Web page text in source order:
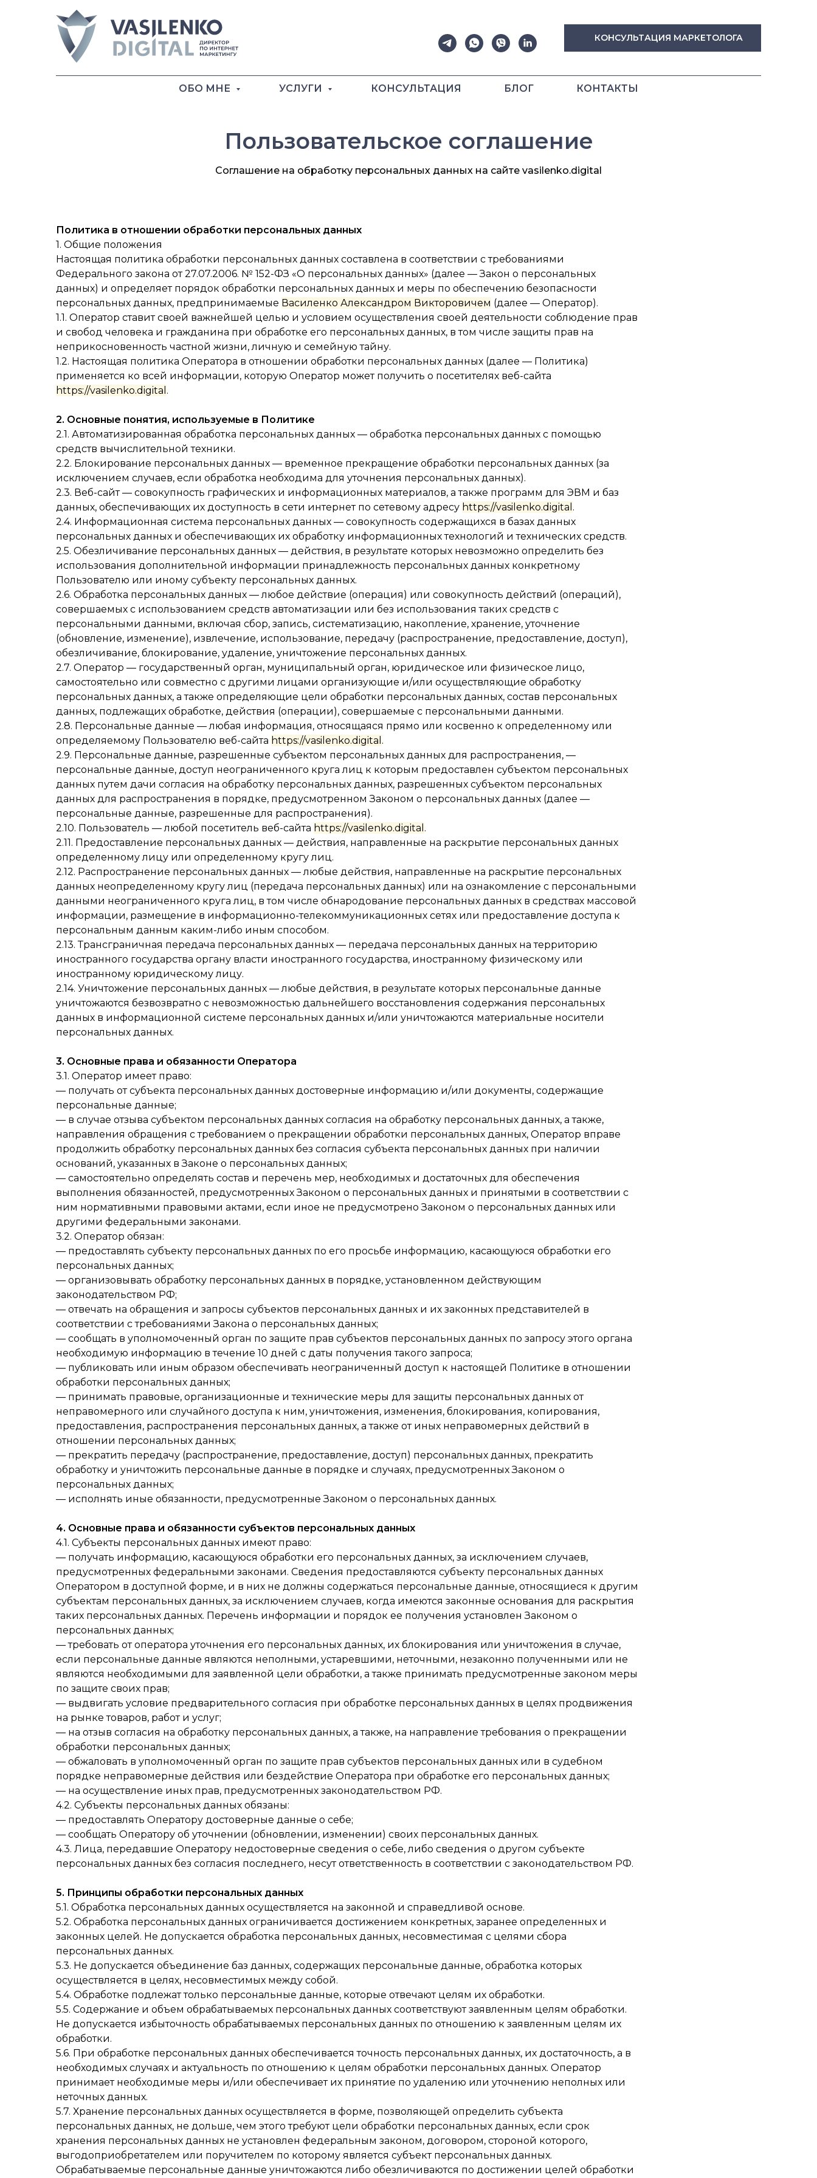
КОНСУЛЬТАЦИЯ МАРКЕТОЛОГА
ОБО МНЕ УСЛУГИ КОНСУЛЬТАЦИЯ БЛОГ КОНТАКТЫ
Пользовательское соглашение
Соглашение на обработку персональных данных на сайте vasilenko.digital
Политика в отношении обработки персональных данных
1. Общие положения
Настоящая политика обработки персональных данных составлена в соответствии с требованиями
Федерального закона от 27.07.2006. № 152-ФЗ «О персональных данных» (далее — Закон о персональных
данных) и определяет порядок обработки персональных данных и меры по обеспечению безопасности
персональных данных, предпринимаемые Василенко Александром Викторовичем (далее — Оператор).
1.1. Оператор ставит своей важнейшей целью и условием осуществления своей деятельности соблюдение прав
и свобод человека и гражданина при обработке его персональных данных, в том числе защиты прав на
неприкосновенность частной жизни, личную и семейную тайну.
1.2. Настоящая политика Оператора в отношении обработки персональных данных (далее — Политика)
применяется ко всей информации, которую Оператор может получить о посетителях веб-сайта
https://vasilenko.digital .
2. Основные понятия, используемые в Политике
2.1. Автоматизированная обработка персональных данных — обработка персональных данных с помощью
средств вычислительной техники.
2.2. Блокирование персональных данных — временное прекращение обработки персональных данных (за
исключением случаев, если обработка необходима для уточнения персональных данных).
2.3. Веб-сайт — совокупность графических и информационных материалов, а также программ для ЭВМ и баз
данных, обеспечивающих их доступность в сети интернет по сетевому адресу https://vasilenko.digital .
2.4. Информационная система персональных данных — совокупность содержащихся в базах данных
персональных данных и обеспечивающих их обработку информационных технологий и технических средств.
2.5. Обезличивание персональных данных — действия, в результате которых невозможно определить без
использования дополнительной информации принадлежность персональных данных конкретному
Пользователю или иному субъекту персональных данных.
2.6. Обработка персональных данных — любое действие (операция) или совокупность действий (операций),
совершаемых с использованием средств автоматизации или без использования таких средств с
персональными данными, включая сбор, запись, систематизацию, накопление, хранение, уточнение
(обновление, изменение), извлечение, использование, передачу (распространение, предоставление, доступ),
обезличивание, блокирование, удаление, уничтожение персональных данных.
2.7. Оператор — государственный орган, муниципальный орган, юридическое или физическое лицо,
самостоятельно или совместно с другими лицами организующие и/или осуществляющие обработку
персональных данных, а также определяющие цели обработки персональных данных, состав персональных
данных, подлежащих обработке, действия (операции), совершаемые с персональными данными.
2.8. Персональные данные — любая информация, относящаяся прямо или косвенно к определенному или
определяемому Пользователю веб-сайта https://vasilenko.digital .
2.9. Персональные данные, разрешенные субъектом персональных данных для распространения, —
персональные данные, доступ неограниченного круга лиц к которым предоставлен субъектом персональных
данных путем дачи согласия на обработку персональных данных, разрешенных субъектом персональных
данных для распространения в порядке, предусмотренном Законом о персональных данных (далее —
персональные данные, разрешенные для распространения).
2.10. Пользователь — любой посетитель веб-сайта https://vasilenko.digital .
2.11. Предоставление персональных данных — действия, направленные на раскрытие персональных данных
определенному лицу или определенному кругу лиц.
2.12. Распространение персональных данных — любые действия, направленные на раскрытие персональных
данных неопределенному кругу лиц (передача персональных данных) или на ознакомление с персональными
данными неограниченного круга лиц, в том числе обнародование персональных данных в средствах массовой
информации, размещение в информационно-телекоммуникационных сетях или предоставление доступа к
персональным данным каким-либо иным способом.
2.13. Трансграничная передача персональных данных — передача персональных данных на территорию
иностранного государства органу власти иностранного государства, иностранному физическому или
иностранному юридическому лицу.
2.14. Уничтожение персональных данных — любые действия, в результате которых персональные данные
уничтожаются безвозвратно с невозможностью дальнейшего восстановления содержания персональных
данных в информационной системе персональных данных и/или уничтожаются материальные носители
персональных данных.
3. Основные права и обязанности Оператора
3.1. Оператор имеет право:
— получать от субъекта персональных данных достоверные информацию и/или документы, содержащие
персональные данные;
— в случае отзыва субъектом персональных данных согласия на обработку персональных данных, а также,
направления обращения с требованием о прекращении обработки персональных данных, Оператор вправе
продолжить обработку персональных данных без согласия субъекта персональных данных при наличии
оснований, указанных в Законе о персональных данных;
— самостоятельно определять состав и перечень мер, необходимых и достаточных для обеспечения
выполнения обязанностей, предусмотренных Законом о персональных данных и принятыми в соответствии с
ним нормативными правовыми актами, если иное не предусмотрено Законом о персональных данных или
другими федеральными законами.
3.2. Оператор обязан:
— предоставлять субъекту персональных данных по его просьбе информацию, касающуюся обработки его
персональных данных;
— организовывать обработку персональных данных в порядке, установленном действующим
законодательством РФ;
— отвечать на обращения и запросы субъектов персональных данных и их законных представителей в
соответствии с требованиями Закона о персональных данных;
— сообщать в уполномоченный орган по защите прав субъектов персональных данных по запросу этого органа
необходимую информацию в течение 10 дней с даты получения такого запроса;
— публиковать или иным образом обеспечивать неограниченный доступ к настоящей Политике в отношении
обработки персональных данных;
— принимать правовые, организационные и технические меры для защиты персональных данных от
неправомерного или случайного доступа к ним, уничтожения, изменения, блокирования, копирования,
предоставления, распространения персональных данных, а также от иных неправомерных действий в
отношении персональных данных;
— прекратить передачу (распространение, предоставление, доступ) персональных данных, прекратить
обработку и уничтожить персональные данные в порядке и случаях, предусмотренных Законом о
персональных данных;
— исполнять иные обязанности, предусмотренные Законом о персональных данных.
4. Основные права и обязанности субъектов персональных данных
4.1. Субъекты персональных данных имеют право:
— получать информацию, касающуюся обработки его персональных данных, за исключением случаев,
предусмотренных федеральными законами. Сведения предоставляются субъекту персональных данных
Оператором в доступной форме, и в них не должны содержаться персональные данные, относящиеся к другим
субъектам персональных данных, за исключением случаев, когда имеются законные основания для раскрытия
таких персональных данных. Перечень информации и порядок ее получения установлен Законом о
персональных данных;
— требовать от оператора уточнения его персональных данных, их блокирования или уничтожения в случае,
если персональные данные являются неполными, устаревшими, неточными, незаконно полученными или не
являются необходимыми для заявленной цели обработки, а также принимать предусмотренные законом меры
по защите своих прав;
— выдвигать условие предварительного согласия при обработке персональных данных в целях продвижения
на рынке товаров, работ и услуг;
— на отзыв согласия на обработку персональных данных, а также, на направление требования о прекращении
обработки персональных данных;
— обжаловать в уполномоченный орган по защите прав субъектов персональных данных или в судебном
порядке неправомерные действия или бездействие Оператора при обработке его персональных данных;
— на осуществление иных прав, предусмотренных законодательством РФ.
4.2. Субъекты персональных данных обязаны:
— предоставлять Оператору достоверные данные о себе;
— сообщать Оператору об уточнении (обновлении, изменении) своих персональных данных.
4.3. Лица, передавшие Оператору недостоверные сведения о себе, либо сведения о другом субъекте
персональных данных без согласия последнего, несут ответственность в соответствии с законодательством РФ.
5. Принципы обработки персональных данных
5.1. Обработка персональных данных осуществляется на законной и справедливой основе.
5.2. Обработка персональных данных ограничивается достижением конкретных, заранее определенных и
законных целей. Не допускается обработка персональных данных, несовместимая с целями сбора
персональных данных.
5.3. Не допускается объединение баз данных, содержащих персональные данные, обработка которых
осуществляется в целях, несовместимых между собой.
5.4. Обработке подлежат только персональные данные, которые отвечают целям их обработки.
5.5. Содержание и объем обрабатываемых персональных данных соответствуют заявленным целям обработки.
Не допускается избыточность обрабатываемых персональных данных по отношению к заявленным целям их
обработки.
5.6. При обработке персональных данных обеспечивается точность персональных данных, их достаточность, а в
необходимых случаях и актуальность по отношению к целям обработки персональных данных. Оператор
принимает необходимые меры и/или обеспечивает их принятие по удалению или уточнению неполных или
неточных данных.
5.7. Хранение персональных данных осуществляется в форме, позволяющей определить субъекта
персональных данных, не дольше, чем этого требуют цели обработки персональных данных, если срок
хранения персональных данных не установлен федеральным законом, договором, стороной которого,
выгодоприобретателем или поручителем по которому является субъект персональных данных.
Обрабатываемые персональные данные уничтожаются либо обезличиваются по достижении целей обработки